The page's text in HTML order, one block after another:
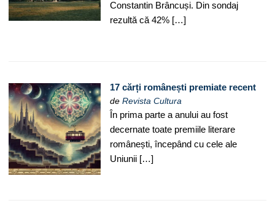
Constantin Brâncuși. Din sondaj
rezultă că 42% […]
17 cărți românești premiate recent
deRevista Cultura
În prima parte a anului au fost
decernate toate premiile literare
românești, începând cu cele ale
Uniunii […]